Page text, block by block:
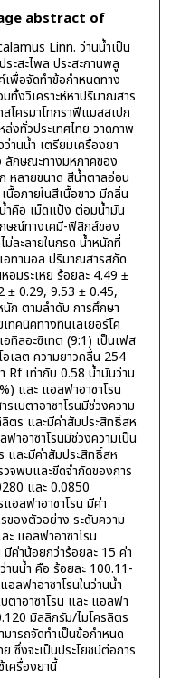
abstract of
Linn. ว่านน้ำเป็น
ระสะไพล ประสะกานพลู
พื่อจัดทำข้อกำหนดทาง
มทั้งวิเคราะห์หาปริมาณสาร
โครมาโทกราฟีแมสสเปก
งทั่วประเทศไทย วาดภาพ
นน้ำ เตรียมเครื่องยา
ลักษณะทางมหภาคของ
หลายขนาด สีน้ำตาลอ่อน
อภายในสีเนื้อขาว มีกลิ่น
ำคือ เม็ดแป้ง ต่อมน้ำมัน
ษณ์ทางเคมี-ฟิสิกส์ของ
ม่ละลายในกรด น้ำหนักที่
อทานอล ปริมาณสารสกัด
มระเหย ร้อยละ 4.49 ±
± 0.29, 9.53 ± 0.45,
ก ตามลำดับ การศึกษา
ทคนิคทางทินเลเยอร์โค
อทิลอะซิเทต (9:1) เป็นเฟส
เลต ความยาวคลื่น 254
Rf เท่ากับ 0.58 น้ำมันว่าน
และ แอลฟาอาซาโรน
เบตาอาซาโรนมีช่วงความ
ตร และมีค่าสัมประสิทธิ์สห
าอาซาโรนมีช่วงความเป็น
และมีค่าสัมประสิทธิ์สห
จพบและขีดจำกัดของการ
และ 0.0850
อลฟาอาซาโรน มีค่า
องตัวอย่าง ระดับความ
ะ แอลฟาอาซาโรน
มีค่าน้อยกว่าร้อยละ 15 ค่า
านน้ำ คือ ร้อยละ 100.11-
ลฟาอาซาโรนในว่านน้ำ
าอาซาโรน และ แอลฟา
มิลลิกรัม/ไมโครลิตร
ารถจัดทำเป็นข้อกำหนด
ซึ่งจะเป็นประโยชน์ต่อการ
ครื่องยานี้